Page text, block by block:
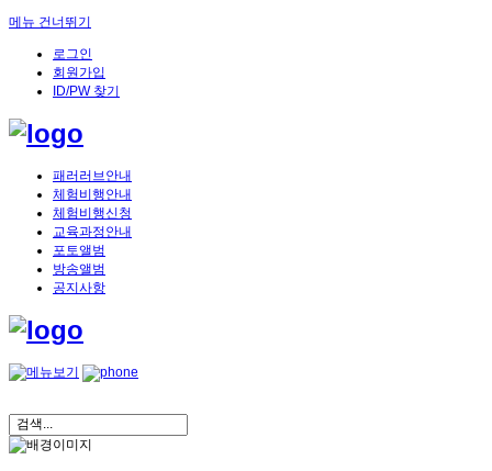
메뉴 건너뛰기
로그인
회원가입
ID/PW 찾기
패러러브안내
체험비행안내
체험비행신청
교육과정안내
포토앨범
방송앨범
공지사항